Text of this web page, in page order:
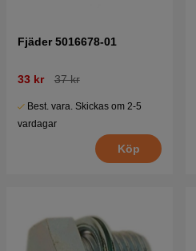
Fjäder 5016678-01
33 kr 37 kr
Best. vara. Skickas om 2-5
vardagar
Köp